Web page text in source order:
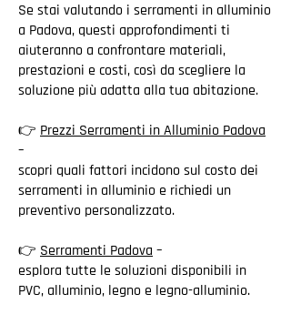
Se stai valutando i serramenti in alluminio
a Padova, questi approfondimenti ti
aiuteranno a confrontare materiali,
prestazioni e costi, così da scegliere la
soluzione più adatta alla tua abitazione.
👉 Prezzi Serramenti in Alluminio Padova
–
scopri quali fattori incidono sul costo dei
serramenti in alluminio e richiedi un
preventivo personalizzato.
👉 Serramenti Padova –
esplora tutte le soluzioni disponibili in
PVC, alluminio, legno e legno-alluminio.